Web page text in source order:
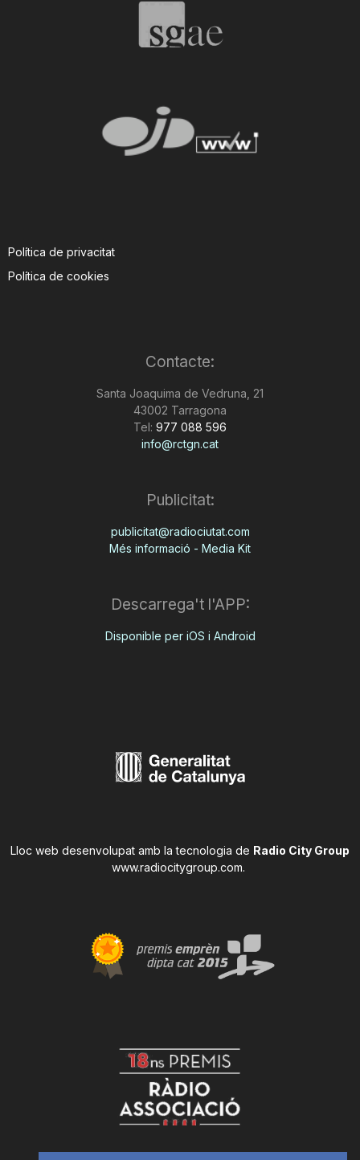
Política de privacitat
Política de cookies
Contacte:
Santa Joaquima de Vedruna, 21
43002 Tarragona
Tel: 977 088 596
info@rctgn.cat
Publicitat:
publicitat@radiociutat.com
Més informació - Media Kit
Descarrega't l'APP:
Disponible per iOS i Android
Lloc web desenvolupat amb la tecnologia de Radio City Group
www.radiocitygroup.com.